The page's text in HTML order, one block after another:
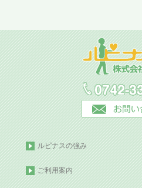
ルピナスの強み
ご利用案内